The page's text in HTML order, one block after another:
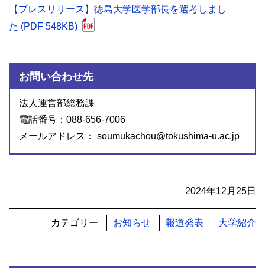
【プレスリリース】徳島大学医学部長を選考しまし
た (PDF 548KB)
お問い合わせ先
法人運営部総務課
電話番号：088-656-7006
メールアドレス： soumukachou@tokushima-u.ac.jp
2024年12月25日
カテゴリー お知らせ 報道発表 大学紹介